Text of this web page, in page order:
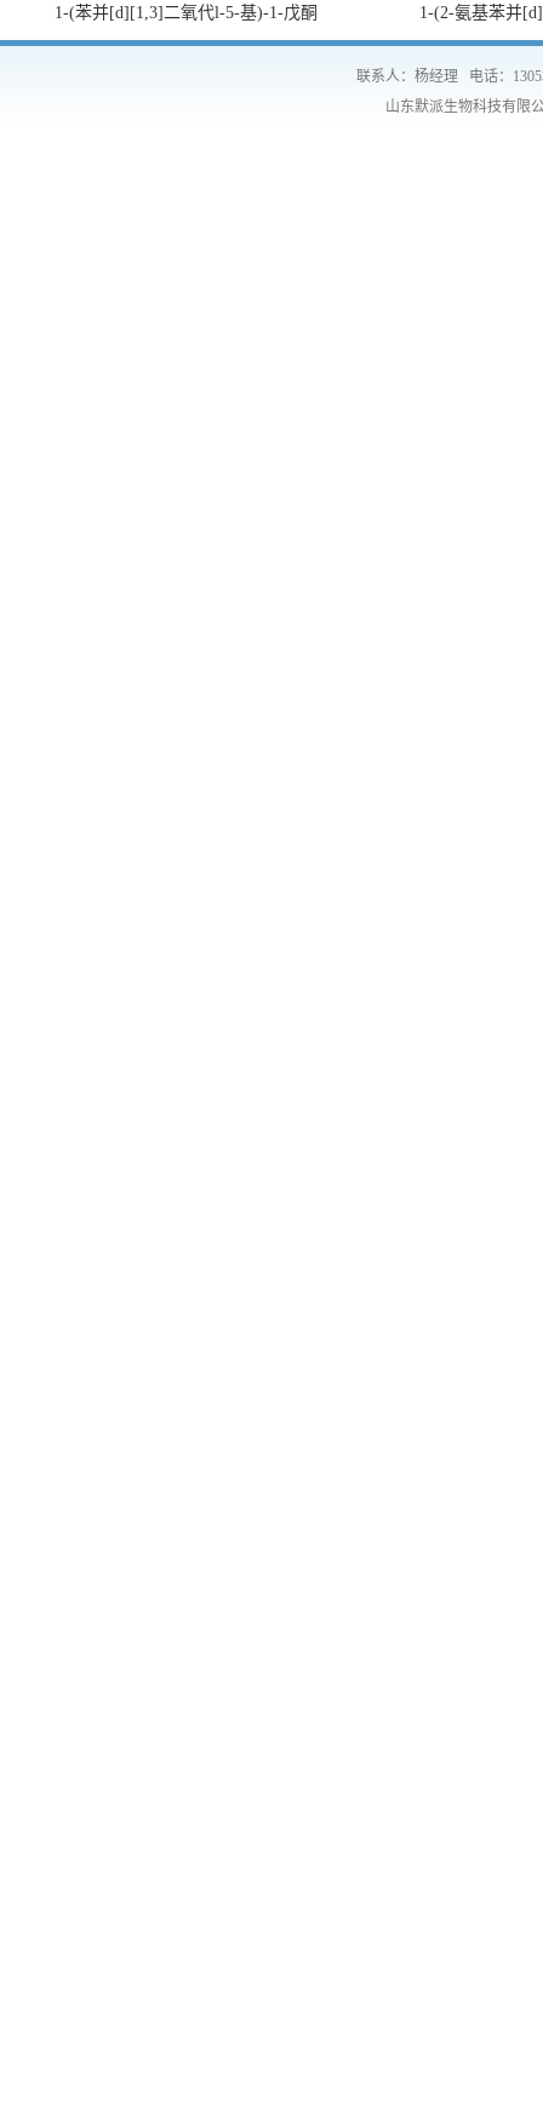
1-(苯并[d][1,3]二氧代l-5-基)-1-戊酮 1-(2-氨基苯并
联系人：杨经理 电话：
山东默派生物科技有限